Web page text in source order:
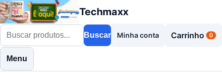
Techmaxx
Buscar Minha conta Carrinho 0
Menu